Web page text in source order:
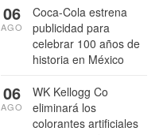
Coca-Cola estrena
publicidad para
celebrar 100 años de
historia en México
06
AGO
WK Kellogg Co
eliminará los
colorantes artificiales
06
AGO